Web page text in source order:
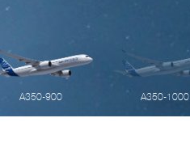
A350-900 A350-1000